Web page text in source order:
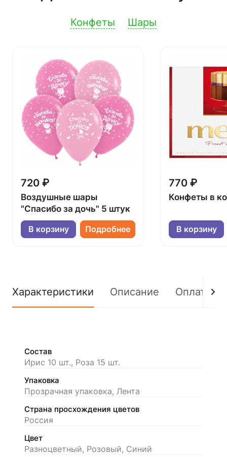
Конфеты Шары
720 ₽
Воздушные шары
"Спасибо за дочь" 5 штук
В корзину Подробнее
770 ₽
Конфеты в
В корзину
Характеристики Описание Оплата
Состав
Ирис 10 шт., Роза 15 шт.
Упаковка
Прозрачная упаковка, Лента
Страна просхождения цветов
Россия
Цвет
Разноцветный, Розовый, Синий